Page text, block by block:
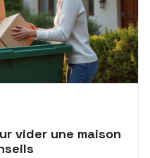
vider une maison